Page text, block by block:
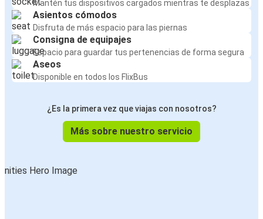
Mantén tus dispositivos cargados mientras te desplazas
Asientos cómodos
Disfruta de más espacio para las piernas
Consigna de equipajes
Espacio para guardar tus pertenencias de forma segura
Aseos
Disponible en todos los FlixBus
¿Es la primera vez que viajas con nosotros?
Más sobre nuestro servicio